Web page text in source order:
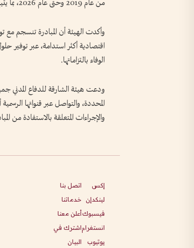
من عام 2019 وحتى عام 2026، بما يتيح للمنشآت والأفراد فرصة الاستفادة من التخفيضات وتسوية أوضاعهم.
وأكدت الهيئة أن المبادرة تنسجم مع
اقتصادية أكثر استدامة، عبر توفير
الوفاء بالتزاماتها.
ودعت هيئة الشارقة للدفاع المدني
والإجراءات المتعلقة بالاستفادة من
إكس
لينكدإن
فيسبوك
انستغرام
يوتيوب
اتصل بنا
خدماتنا
أعلن معنا
اشترك في
البيان